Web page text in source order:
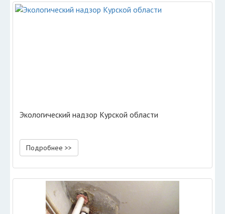
Экологический надзор Курской области
Подробнее >>